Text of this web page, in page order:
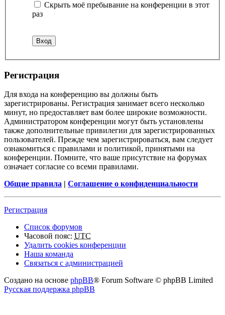
Скрыть моё пребывание на конференции в этот
раз
Регистрация
Для входа на конференцию вы должны быть
зарегистрированы. Регистрация занимает всего несколько
минут, но предоставляет вам более широкие возможности.
Администратором конференции могут быть установлены
также дополнительные привилегии для зарегистрированных
пользователей. Прежде чем зарегистрироваться, вам следует
ознакомиться с правилами и политикой, принятыми на
конференции. Помните, что ваше присутствие на форумах
означает согласие со всеми правилами.
Общие правила | Соглашение о конфиденциальности
Регистрация
Список форумов
Часовой пояс: UTC
Удалить cookies конференции
Наша команда
Связаться с администрацией
Создано на основе phpBB® Forum Software © phpBB Limited
Русская поддержка phpBB